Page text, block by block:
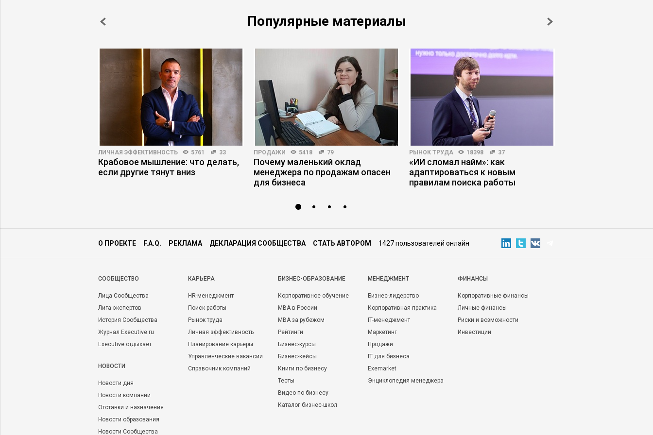
Популярные материалы
ЛИЧНАЯ ЭФФЕКТИВНОСТЬ 5761 33
Крабовое мышление: что делать,
если другие тянут вниз
ПРОДАЖИ 5418 79
Почему маленький оклад
менеджера по продажам опасен
для бизнеса
РЫНОК ТРУДА 18398 37
«ИИ сломал найм»: как
адаптироваться к новым
правилам поиска работы
О ПРОЕКТЕ F.A.Q. РЕКЛАМА ДЕКЛАРАЦИЯ СООБЩЕСТВА СТАТЬ АВТОРОМ 1427 пользователей онлайн
CООБЩЕСТВО
Лица Сообщества
Лига экспертов
История Сообщества
Журнал Executive.ru
Executive отдыхает
НОВОСТИ
Новости дня
Новости компаний
Отставки и назначения
Новости образования
Новости Сообщества
КАРЬЕРА
HR-менеджмент
Поиск работы
Рынок труда
Личная эффективность
Планирование карьеры
Управленческие вакансии
Справочник компаний
БИЗНЕС-ОБРАЗОВАНИЕ
Корпоративное обучение
MBA в России
MBA за рубежом
Рейтинги
Бизнес-курсы
Бизнес-кейсы
Книги по бизнесу
Тесты
Видео по бизнесу
Каталог бизнес-школ
МЕНЕДЖМЕНТ
Бизнес-лидерство
Корпоративная практика
IT-менеджмент
Маркетинг
Продажи
IT для бизнеса
Exemarket
Энциклопедия менеджера
ФИНАНСЫ
Корпоративные финансы
Личные финансы
Риски и возможности
Инвестиции